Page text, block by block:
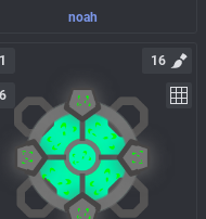
noah
1
6
16